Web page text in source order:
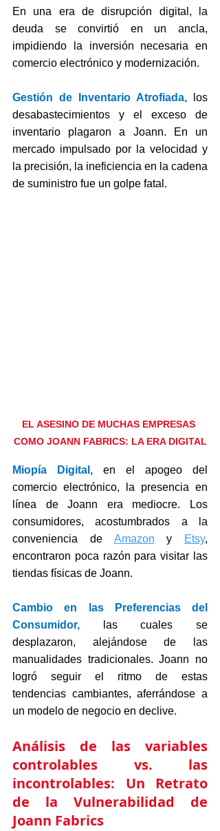
En una era de disrupción digital, la
deuda se convirtió en un ancla,
impidiendo la inversión necesaria en
comercio electrónico y modernización.
Gestión de Inventario Atrofiada,
los
desabastecimientos y el exceso de
inventario plagaron a Joann. En un
mercado impulsado por la velocidad y
la precisión, la ineficiencia en la cadena
de suministro fue un golpe fatal.
EL ASESINO DE MUCHAS EMPRESAS
COMO JOANN FABRICS: LA ERA DIGITAL
Miopía Digital, en el apogeo del
comercio electrónico, la presencia en
línea de Joann era mediocre. Los
consumidores, acostumbrados a la
conveniencia de Amazon y Etsy,
encontraron poca razón para visitar las
tiendas físicas de Joann.
Cambio en las Preferencias del
Consumidor,
las cuales se
desplazaron, alejándose de las
manualidades tradicionales. Joann no
logró seguir el ritmo de estas
tendencias cambiantes, aferrándose a
un modelo de negocio en declive.
Análisis de las variables
controlables vs. las
incontrolables: Un Retrato
de la Vulnerabilidad de
Joann Fabrics